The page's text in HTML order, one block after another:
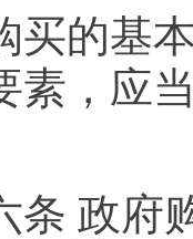
的基本
素，应
政府购